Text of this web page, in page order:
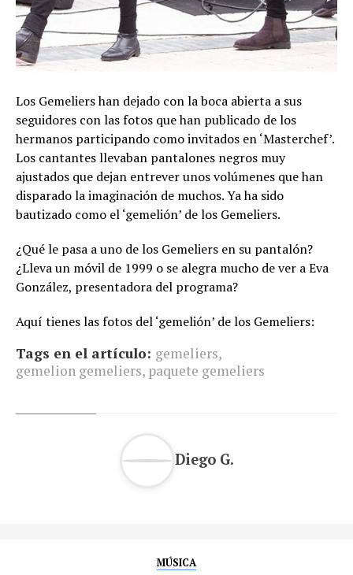
Los Gemeliers han dejado con la boca abierta a sus
seguidores con las fotos que han publicado de los
hermanos participando como invitados en ‘Masterchef’.
Los cantantes llevaban pantalones negros muy
ajustados que dejan entrever unos volúmenes que han
disparado la imaginación de muchos. Ya ha sido
bautizado como el ‘gemelión’ de los Gemeliers.
¿Qué le pasa a uno de los Gemeliers en su pantalón?
¿Lleva un móvil de 1999 o se alegra mucho de ver a Eva
González, presentadora del programa?
Aquí tienes las fotos del ‘gemelión’ de los Gemeliers:
Tags en el artículo: gemeliers,
gemelion gemeliers, paquete gemeliers
Diego G.
MÚSICA